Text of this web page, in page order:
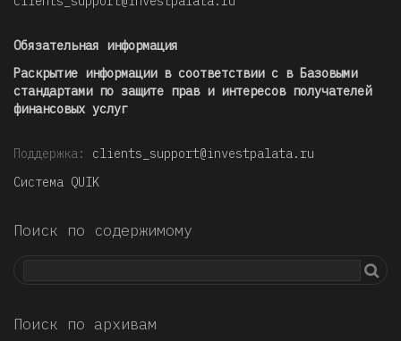
Обязательная информация
Раскрытие информации в соответствии с в Базовыми
стандартами по защите прав и интересов получателей
финансовых услуг
Поддержка: clients_support@investpalata.ru
Система QUIK
Поиск по содержимому
Поиск по архивам